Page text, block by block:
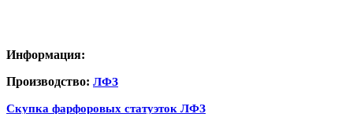
Информация:
Производство: ЛФЗ
Скупка фарфоровых статуэток ЛФЗ